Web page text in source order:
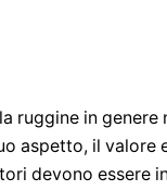
ruggine in
aspetto, il valore
devono essere